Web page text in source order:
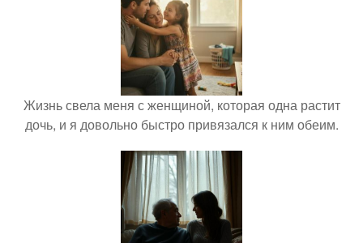
Жизнь свела меня с женщиной, которая одна растит
дочь, и я довольно быстро привязался к ним обеим.